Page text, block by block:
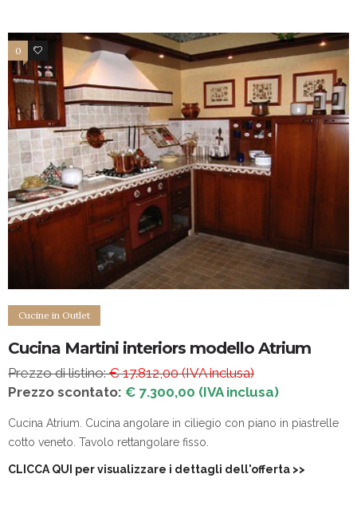
0 4
Cucine in Outlet
Cucina Martini interiors modello Atrium
Prezzo di listino:€ 17.812,00 (IVA inclusa)
Prezzo scontato: € 7.300,00 (IVA inclusa)
Cucina Atrium. Cucina angolare in ciliegio con piano in piastrelle
cotto veneto. Tavolo rettangolare fisso.
CLICCA QUI per visualizzare i dettagli dell'offerta >>